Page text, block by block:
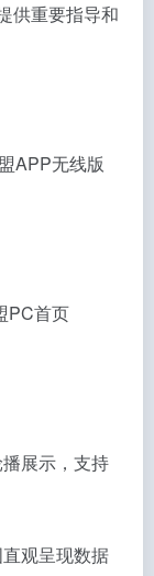
供重要指导和
APP无线版
PC首页
展示，支持
观呈现数据